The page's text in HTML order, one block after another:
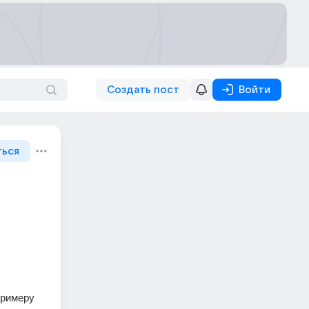
Создать пост Войти